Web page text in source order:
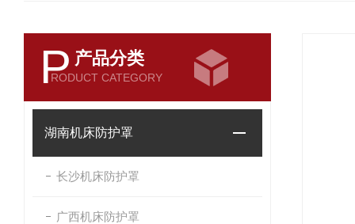
P 产品分类
RODUCT CATEGORY
湖南机床防护罩
长沙机床防护罩
广西机床防护罩